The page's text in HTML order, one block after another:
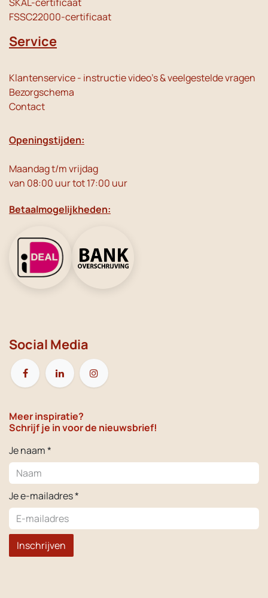
FSSC22000-certificaat
Service
Klantenservice - instructie video's & veelgestelde vragen
Bezorgschema
Contact
Openingstijden:
Maandag t/m vrijdag
van 08:00 uur tot 17:00 uur
Betaalmogelijkheden:
Social Media
Meer inspiratie?
Schrijf je in voor de nieuwsbrief!
Je naam *
Je e-mailadres *
Inschrijven